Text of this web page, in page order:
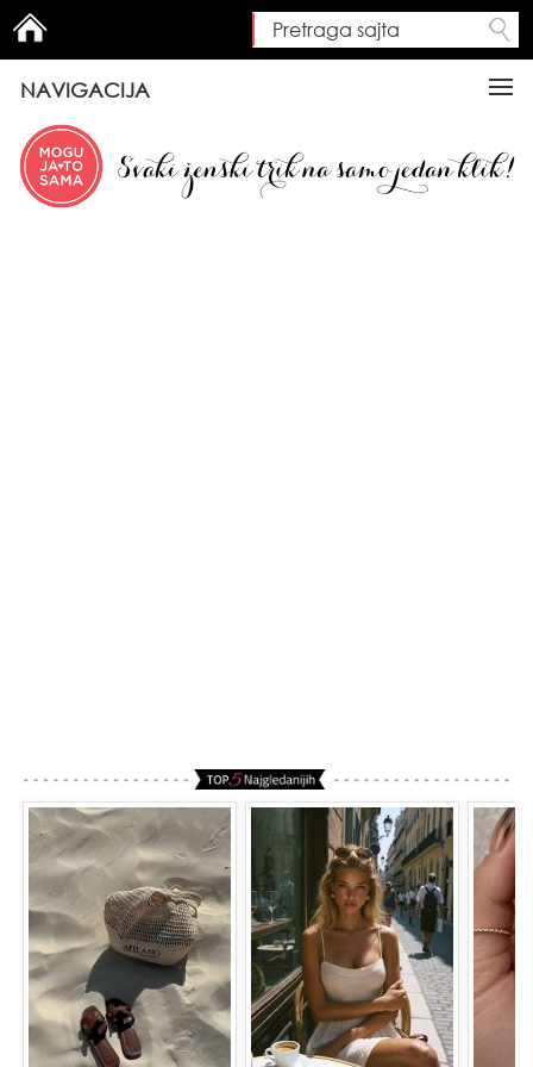
Search form
Pretraga sajta
NAVIGACIJA